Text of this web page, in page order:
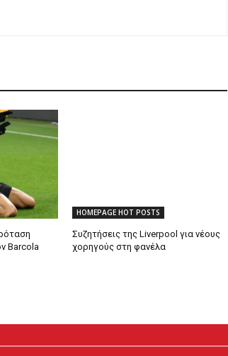
Barcola
HOMEPAGE HOT POSTS
Συζητήσεις της Liverpool για νέους
χορηγούς στη φανέλα